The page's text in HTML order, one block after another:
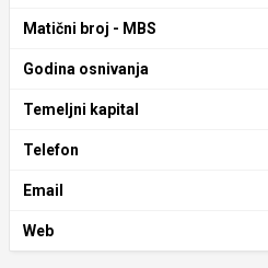
Matični broj - MBS
Godina osnivanja
Temeljni kapital
Telefon
Email
Web